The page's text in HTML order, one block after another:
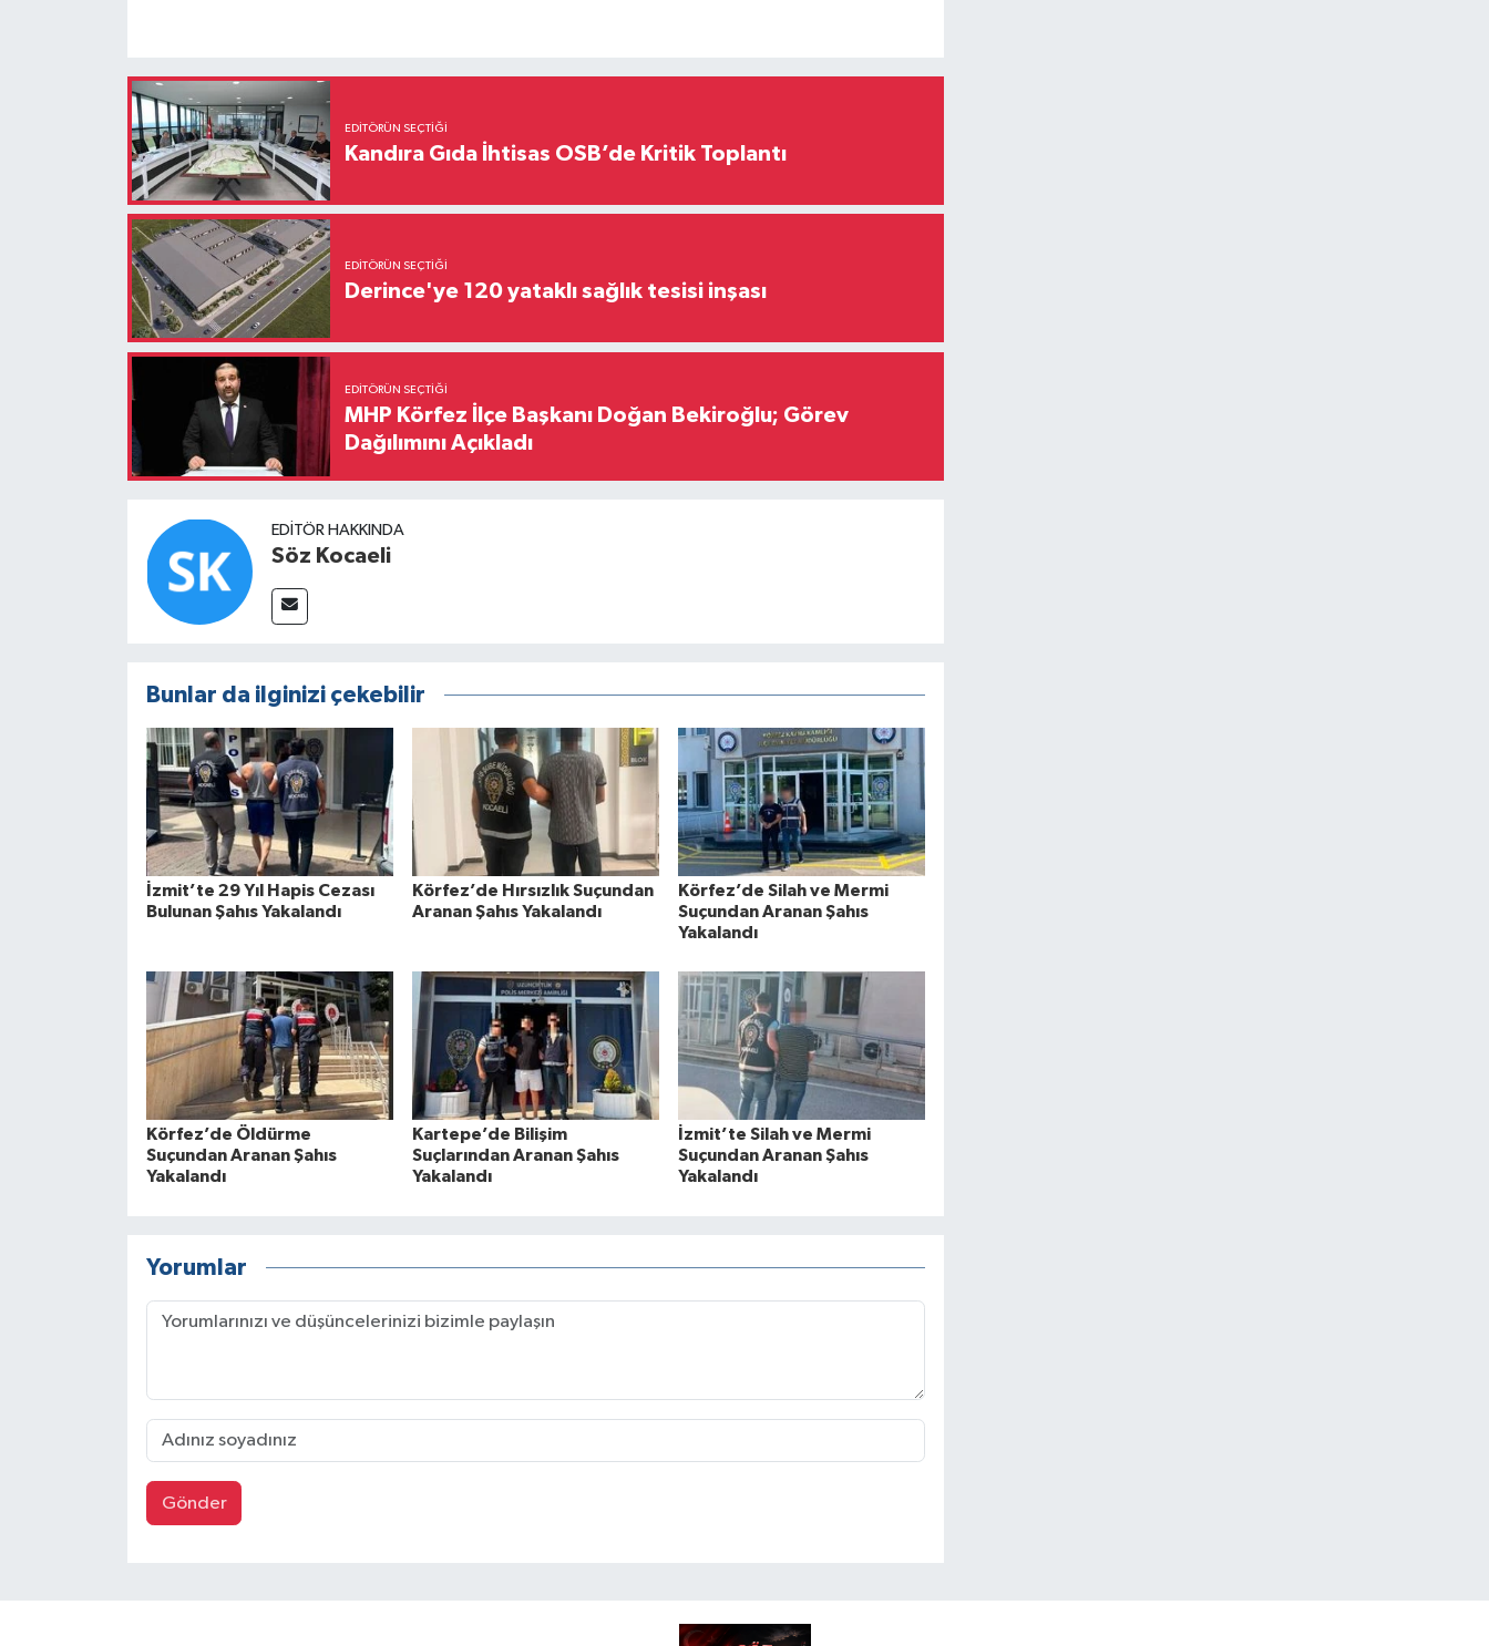
EDITÖRÜN SEÇTIĞI
Kandıra Gıda İhtisas OSB’de Kritik Toplantı
EDITÖRÜN SEÇTIĞI
Derince'ye 120 yataklı sağlık tesisi inşası
EDITÖRÜN SEÇTIĞI
MHP Körfez İlçe Başkanı Doğan Bekiroğlu; Görev
Dağılımını Açıkladı
EDITÖR HAKKINDA
Söz Kocaeli
Bunlar da ilginizi çekebilir
İzmit’te 29 Yıl Hapis Cezası
Bulunan Şahıs Yakalandı
Körfez’de Hırsızlık Suçundan
Aranan Şahıs Yakalandı
Körfez’de Silah ve Mermi
Suçundan Aranan Şahıs
Yakalandı
Körfez’de Öldürme
Suçundan Aranan Şahıs
Yakalandı
Kartepe’de Bilişim
Suçlarından Aranan Şahıs
Yakalandı
İzmit’te Silah ve Mermi
Suçundan Aranan Şahıs
Yakalandı
Yorumlar
Gönder